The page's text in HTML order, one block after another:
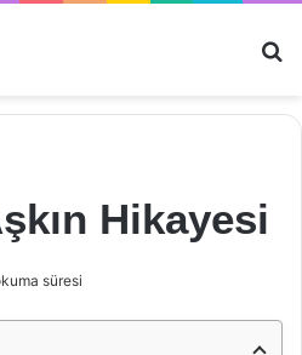
Hikayesi
süresi